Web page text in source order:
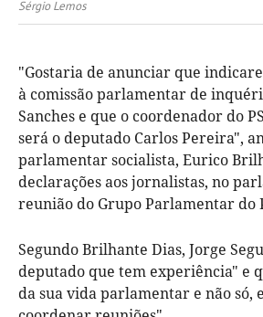
Sérgio Lemos
"Gostaria de anunciar que
à comissão parlamentar de
Sanches e que o coordenador do
será o deputado Carlos Pereira",
parlamentar socialista, Eurico
declarações aos jornalistas, no
reunião do Grupo Parlamentar do
Segundo Brilhante Dias, Jorge
deputado que tem experiência" e
da sua vida parlamentar e não só,